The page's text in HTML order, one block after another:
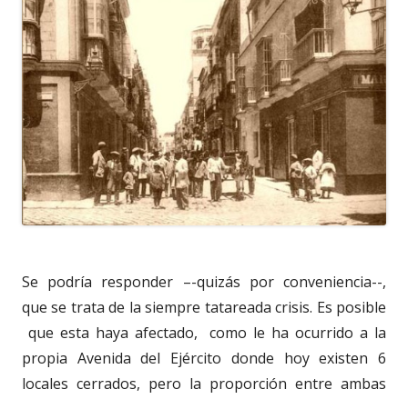
Se podría responder –-quizás por conveniencia--,
que se trata de la siempre tatareada crisis. Es posible
que esta haya afectado, como le ha ocurrido a la
propia Avenida del Ejército donde hoy existen 6
locales cerrados, pero la proporción entre ambas